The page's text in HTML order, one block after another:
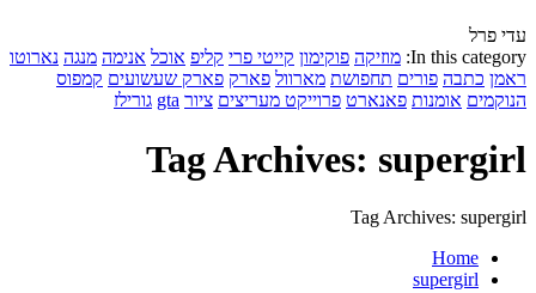
עדי פרל
In this category: מוזיקה פוקימון קייטי פרי קליפ אוכל אנימה מנגה נארוטו
ראמן כתבה פורים תחפושת מארוול פארק פארק שעשועים קמפוס
הנוקמים אומנות פאנארט פרוייקט מעריצים ציור gta גורילז
Tag Archives: supergirl
Tag Archives: supergirl
Home
supergirl